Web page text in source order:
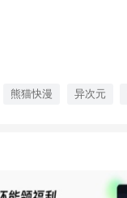
熊猫快漫 异次元